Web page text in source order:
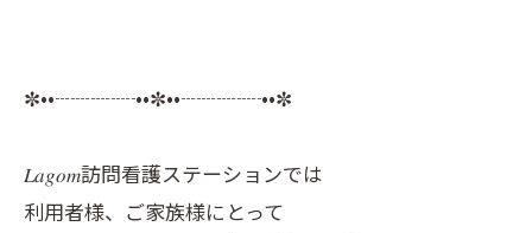
✼••┈┈┈┈••✼••┈┈┈┈••✼
𝐿𝑎𝑔𝑜𝑚訪問看護ステーションでは
利用者様、ご家族様にとって